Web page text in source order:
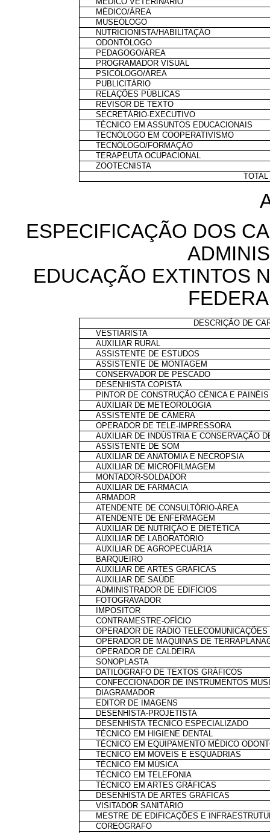
MÉDICO/ÁREA
MUSEÓLOGO
NUTRICIONISTA/HABILITAÇÃO
ODONTÓLOGO
PEDAGOGO/ÁREA
PROGRAMADOR VISUAL
PSICÓLOGO/ÁREA
PUBLICITÁRIO
RELAÇÕES PÚBLICAS
REVISOR DE TEXTO
SECRETÁRIO-EXECUTIVO
TÉCNICO EM ASSUNTOS EDUCACIONAIS
TECNÓLOGO EM COOPERATIVISMO
TECNÓLOGO/FORMAÇÃO
TERAPEUTA OCUPACIONAL
ZOOTECNISTA
TOTAL
ESPECIFICAÇÃO DOS
EDUCAÇÃO EXTINTOS
DESCRIÇÃO DE
VESTIARISTA
AUXILIAR RURAL
ASSISTENTE DE ESTUDOS
ASSISTENTE DE MONTAGEM
CONSERVADOR DE PESCADO
DESENHISTA COPISTA
PINTOR DE CONSTRUÇÃO CÊNICA E PAINÉIS
AUXILIAR DE METEOROLOGIA
ASSISTENTE DE CÂMERA
OPERADOR DE TELE-IMPRESSORA
AUXILIAR DE INDÚSTRIA E CONSERVAÇÃO
ASSISTENTE DE SOM
AUXILIAR DE ANATOMIA E NECRÓPSIA
AUXILIAR DE MICROFILMAGEM
MONTADOR-SOLDADOR
AUXILIAR DE FARMÁCIA
ARMADOR
ATENDENTE DE CONSULTÓRIO-ÁREA
ATENDENTE DE ENFERMAGEM
AUXILIAR DE NUTRIÇÃO E DIETÉTICA
AUXILIAR DE LABORATÓRIO
AUXILIAR DE AGROPECUÁR1A
BARQUEIRO
AUXILIAR DE ARTES GRÁFICAS
AUXILIAR DE SAÚDE
ADMINISTRADOR DE EDIFÍCIOS
FOTOGRAVADOR
IMPOSITOR
CONTRAMESTRE-OFÍCIO
OPERADOR DE RÁDIO TELECOMUNICAÇÕES
OPERADOR DE MÁQUINAS DE
OPERADOR DE CALDEIRA
SONOPLASTA
DATILÓGRAFO DE TEXTOS GRÁFICOS
CONFECCIONADOR DE INSTRUMENTOS
DIAGRAMADOR
EDITOR DE IMAGENS
DESENHISTA-PROJETISTA
DESENHISTA TÉCNICO ESPECIALIZADO
TÉCNICO EM HIGIENE DENTAL
TÉCNICO EM EQUIPAMENTO MÉDICO
TÉCNICO EM MÓVEIS E ESQUADRIAS
TÉCNICO EM MÚSICA
TÉCNICO EM TELEFONIA
TÉCNICO EM ARTES GRÁFICAS
DESENHISTA DE ARTES GRÁFICAS
VISITADOR SANITÁRIO
MESTRE DE EDIFICAÇÕES E
COREÓGRAFO